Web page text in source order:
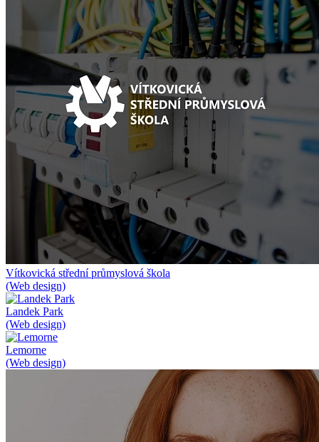
Vítkovická střední průmyslová škola
(Web design)
Landek Park
(Web design)
Lemorne
(Web design)